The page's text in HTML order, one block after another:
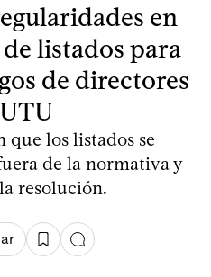
en
listados para
de directores
que los listados se
de la normativa y
resolución.